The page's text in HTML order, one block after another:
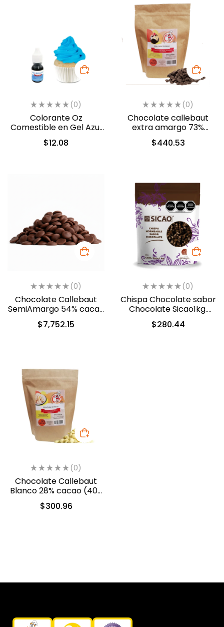
(0)
Colorante Oz
Comestible en Gel Azul
10ml (550)
$12.08
(0)
Chocolate callebaut
extra amargo 73%
cacao (40-804)
$440.53
(0)
Chocolate Callebaut
SemiAmargo 54% cacao
13.6kg. (40-8410)
$7,752.15
(0)
Chispa Chocolate sabor
Chocolate Sicao1kg.
(0312-A99)
$280.44
(0)
Chocolate Callebaut
Blanco 28% cacao (40-
$300.96